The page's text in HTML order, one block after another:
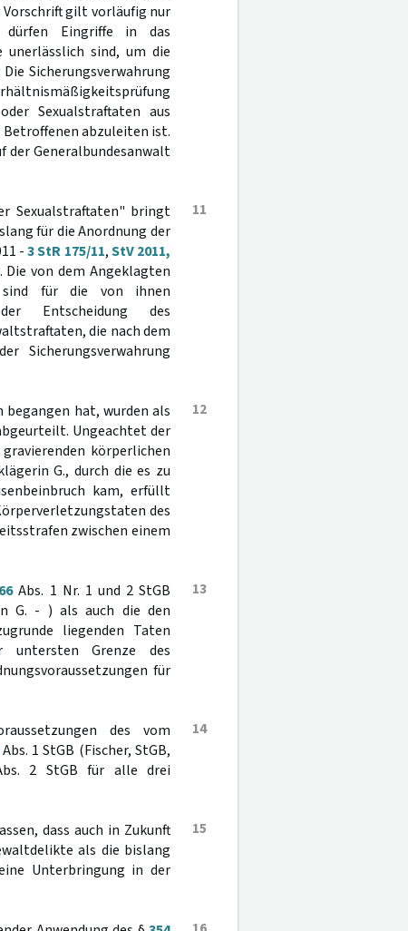
Vorschrift gilt vorläufig nur
dürfen Eingriffe in das
sind, um die
Sicherungsverwahrung
Sexualstraftaten aus
Betroffenen abzuleiten ist.
der Generalbundesanwalt
11
Sexualstraftaten" bringt
für die Anordnung der
-3 StR 175/11,StV 2011,
Die von dem Angeklagten
sind für die von ihnen
Entscheidung des
die nach dem
Sicherungsverwahrung
12
hat, wurden als
Ungeachtet der
körperlichen
G., durch die es zu
kam, erfüllt
des
zwischen einem
13
66Abs. 1 Nr. 1 und 2 StGB
G. - ) als auch die den
liegenden Taten
Grenze des
für
14
des vom
1 StGB (Fischer, StGB,
2 StGB für alle drei
15
dass auch in Zukunft
als die bislang
Unterbringung in der